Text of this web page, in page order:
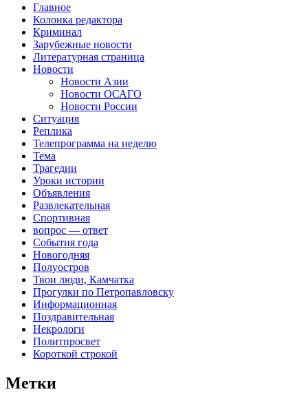
Главное
Колонка редактора
Криминал
Зарубежные новости
Литературная страница
Новости
Новости Азии
Новости ОСАГО
Новости России
Ситуация
Реплика
Телепрограмма на неделю
Тема
Трагедии
Уроки истории
Объявления
Развлекательная
Спортивная
вопрос — ответ
События года
Новогодняя
Полуостров
Твои люди, Камчатка
Прогулки по Петропавловску
Информационная
Поздравительная
Некрологи
Политпросвет
Короткой строкой
Метки